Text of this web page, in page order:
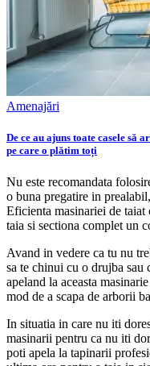
Amenajări
De ce au ajuns toate casele să
pe care o plătim toți
Nu este recomandata
o buna pregatire in
Eficienta masinariei de taiat
taia si sectiona complet un
Avand in vedere ca tu nu
sa te chinui cu o drujba sau
apeland la aceasta
mod de a scapa de arborii
In situatia in care nu iti
masinarii pentru ca nu iti
poti apela la tapinarii